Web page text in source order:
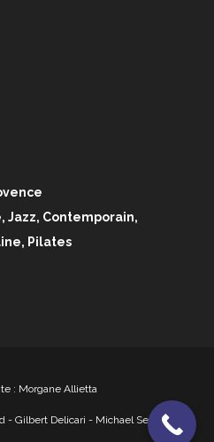
Jazz, Contemporain,
Pilates
: Morgane Allietta
- Gilbert Delicari - Michael Serfaty